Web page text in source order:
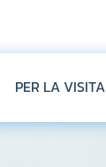
PER LA VISITA